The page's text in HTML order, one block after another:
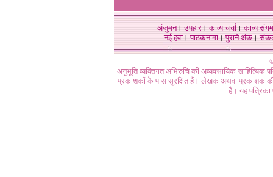
अंजुमन।उपहार।काव्य चर्चा।काव्य संगम
नई हवा। पाठकनामा। पुराने अंक।
अनुभूति व्यक्तिगत अभिरुचि की अव्यवसायिक
प्रकाशकों के पास सुरक्षित हैं। लेखक अथवा प्रकाशक की
है। यह पत्रिका